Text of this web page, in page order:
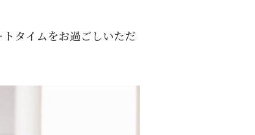
タイムをお過ごしいただ